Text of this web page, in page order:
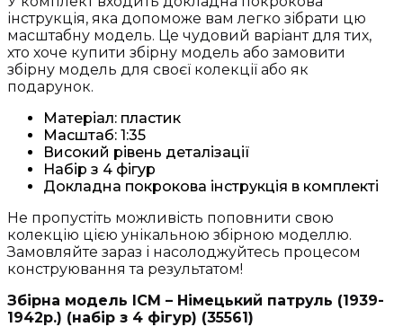
інструкція, яка допоможе вам легко зібрати цю
масштабну модель. Це чудовий варіант для тих,
хто хоче купити збірну модель або замовити
збірну модель для своєї колекції або як
подарунок.
Матеріал: пластик
Масштаб: 1:35
Високий рівень деталізації
Набір з 4 фігур
Докладна покрокова інструкція в комплекті
Не пропустіть можливість поповнити свою
колекцію цією унікальною збірною моделлю.
Замовляйте зараз і насолоджуйтесь процесом
конструювання та результатом!
Збірна модель ICM – Німецький патруль (1939-
1942р.) (набір з 4 фігур) (35561)